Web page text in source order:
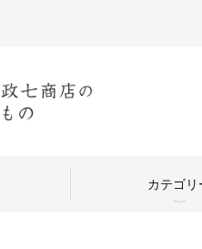
カテゴリ